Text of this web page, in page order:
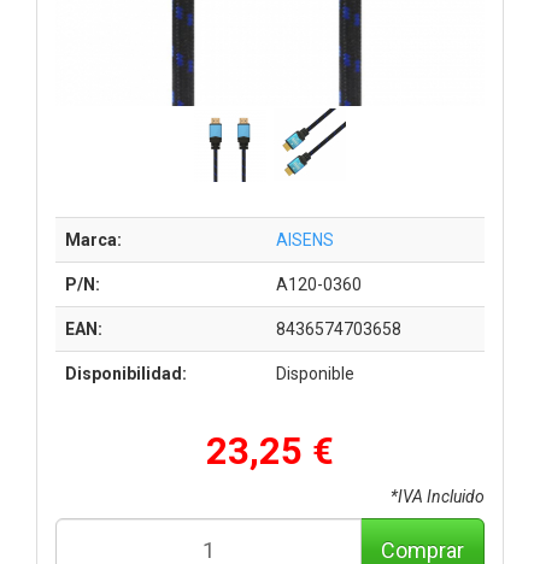
Marca: AISENS
P/N: A120-0360
EAN: 8436574703658
Disponibilidad: Disponible
23,25 €
*IVA Incluido
Comprar